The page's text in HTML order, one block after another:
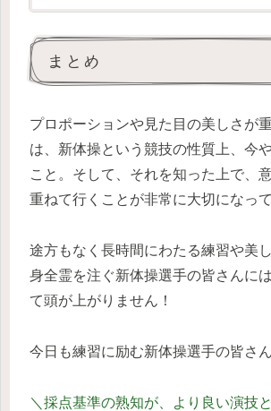
まとめ
プロポーションや見た目の美しさが
は、新体操という競技の性質上、今
こと。そして、それを知った上で、
重ねて行くことが非常に大切になって
途方もなく長時間にわたる練習や美
身全霊を注ぐ新体操選手の皆さんに
て頭が上がりません！
今日も練習に励む新体操選手の皆さ
＼採点基準の熟知が、より良い演技